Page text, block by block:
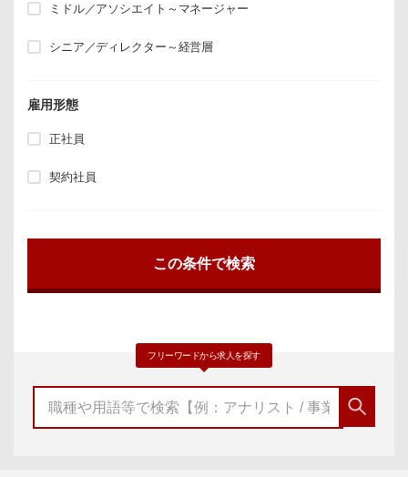
ミドル／アソシエイト～マネージャー
シニア／ディレクター～経営層
雇用形態
正社員
契約社員
フリーワードから求人を探す